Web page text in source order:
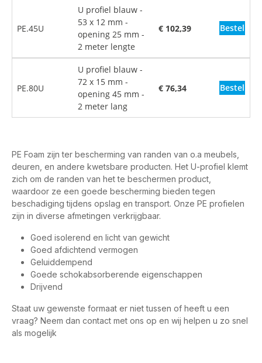
PE.45U
U profiel blauw -
53 x 12 mm -
opening 25 mm -
2 meter lengte
€ 102,39 Bestel
PE.80U
U profiel blauw -
72 x 15 mm -
opening 45 mm -
2 meter lang
€ 76,34 Bestel
PE Foam zijn ter bescherming van randen van o.a meubels,
deuren, en andere kwetsbare producten. Het U-profiel klemt
zich om de randen van het te beschermen product,
waardoor ze een goede bescherming bieden tegen
beschadiging tijdens opslag en transport. Onze PE profielen
zijn in diverse afmetingen verkrijgbaar.
Goed isolerend en licht van gewicht
Goed afdichtend vermogen
Geluiddempend
Goede schokabsorberende eigenschappen
Drijvend
Staat uw gewenste formaat er niet tussen of heeft u een
vraag? Neem dan contact met ons op en wij helpen u zo snel
als mogelijk